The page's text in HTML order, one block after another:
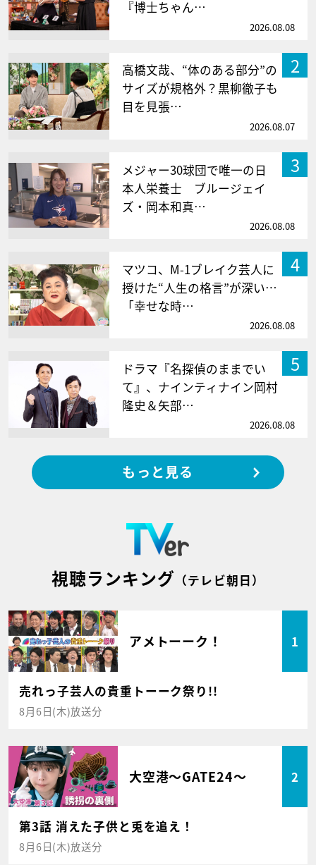
『博士ちゃん…
2026.08.08
2
高橋文哉、“体のある部分”の
サイズが規格外？黒柳徹子も
目を見張…
2026.08.07
3
メジャー30球団で唯一の日
本人栄養士 ブルージェイ
ズ・岡本和真…
2026.08.08
4
マツコ、M-1ブレイク芸人に
授けた“人生の格言”が深い…
「幸せな時…
2026.08.08
5
ドラマ『名探偵のままでい
て』、ナインティナイン岡村
隆史＆矢部…
2026.08.08
もっと見る
視聴ランキング （テレビ朝日）
アメトーーク！ 1
売れっ子芸人の貴重トーーク祭り!!
8月6日(木)放送分
大空港～GATE24～ 2
第3話 消えた子供と兎を追え！
8月6日(木)放送分